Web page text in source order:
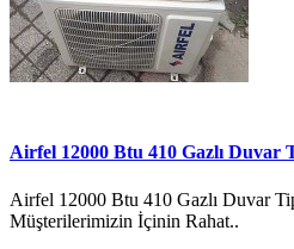
Airfel 12000 Btu 410 Gazlı Duvar
Airfel 12000 Btu 410 Gazlı Duvar
Müşterilerimizin İçinin Rahat..